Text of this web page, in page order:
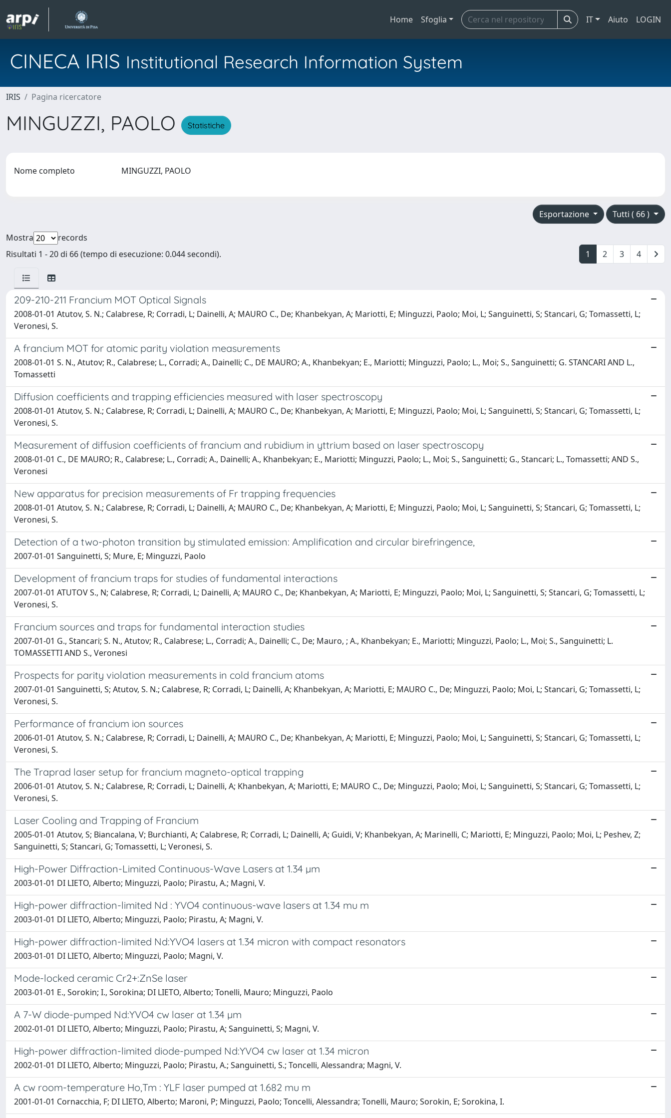
Home Sfoglia IT Aiuto LOGIN
CINECA IRIS Institutional Research Information System
IRIS Pagina ricercatore
MINGUZZI, PAOLO Statistiche
Nome completo MINGUZZI, PAOLO
Tutti ( 66 )
Esportazione
Mostra
records
Risultati 1 - 20 di 66 (tempo di esecuzione: 0.044 secondi).
1 2 3 4
209-210-211 Francium MOT Optical Signals
2008-01-01 Atutov, S. N.; Calabrese, R; Corradi, L; Dainelli, A; MAURO C., De; Khanbekyan, A; Mariotti, E; Minguzzi, Paolo; Moi, L; Sanguinetti, S; Stancari, G; Tomassetti, L;
Veronesi, S.
A francium MOT for atomic parity violation measurements
2008-01-01 S. N., Atutov; R., Calabrese; L., Corradi; A., Dainelli; C., DE MAURO; A., Khanbekyan; E., Mariotti; Minguzzi, Paolo; L., Moi; S., Sanguinetti; G. STANCARI AND L.,
Tomassetti
Diffusion coefficients and trapping efficiencies measured with laser spectroscopy
2008-01-01 Atutov, S. N.; Calabrese, R; Corradi, L; Dainelli, A; MAURO C., De; Khanbekyan, A; Mariotti, E; Minguzzi, Paolo; Moi, L; Sanguinetti, S; Stancari, G; Tomassetti, L;
Veronesi, S.
Measurement of diffusion coefficients of francium and rubidium in yttrium based on laser spectroscopy
2008-01-01 C., DE MAURO; R., Calabrese; L., Corradi; A., Dainelli; A., Khanbekyan; E., Mariotti; Minguzzi, Paolo; L., Moi; S., Sanguinetti; G., Stancari; L., Tomassetti; AND S.,
Veronesi
New apparatus for precision measurements of Fr trapping frequencies
2008-01-01 Atutov, S. N.; Calabrese, R; Corradi, L; Dainelli, A; MAURO C., De; Khanbekyan, A; Mariotti, E; Minguzzi, Paolo; Moi, L; Sanguinetti, S; Stancari, G; Tomassetti, L;
Veronesi, S.
Detection of a two-photon transition by stimulated emission: Amplification and circular birefringence,
2007-01-01 Sanguinetti, S; Mure, E; Minguzzi, Paolo
Development of francium traps for studies of fundamental interactions
2007-01-01 ATUTOV S., N; Calabrese, R; Corradi, L; Dainelli, A; MAURO C., De; Khanbekyan, A; Mariotti, E; Minguzzi, Paolo; Moi, L; Sanguinetti, S; Stancari, G; Tomassetti, L;
Veronesi, S.
Francium sources and traps for fundamental interaction studies
2007-01-01 G., Stancari; S. N., Atutov; R., Calabrese; L., Corradi; A., Dainelli; C., De; Mauro, ; A., Khanbekyan; E., Mariotti; Minguzzi, Paolo; L., Moi; S., Sanguinetti; L.
TOMASSETTI AND S., Veronesi
Prospects for parity violation measurements in cold francium atoms
2007-01-01 Sanguinetti, S; Atutov, S. N.; Calabrese, R; Corradi, L; Dainelli, A; Khanbekyan, A; Mariotti, E; MAURO C., De; Minguzzi, Paolo; Moi, L; Stancari, G; Tomassetti, L;
Veronesi, S.
Performance of francium ion sources
2006-01-01 Atutov, S. N.; Calabrese, R; Corradi, L; Dainelli, A; MAURO C., De; Khanbekyan, A; Mariotti, E; Minguzzi, Paolo; Moi, L; Sanguinetti, S; Stancari, G; Tomassetti, L;
Veronesi, S.
The Traprad laser setup for francium magneto-optical trapping
2006-01-01 Atutov, S. N.; Calabrese, R; Corradi, L; Dainelli, A; Khanbekyan, A; Mariotti, E; MAURO C., De; Minguzzi, Paolo; Moi, L; Sanguinetti, S; Stancari, G; Tomassetti, L;
Veronesi, S.
Laser Cooling and Trapping of Francium
2005-01-01 Atutov, S; Biancalana, V; Burchianti, A; Calabrese, R; Corradi, L; Dainelli, A; Guidi, V; Khanbekyan, A; Marinelli, C; Mariotti, E; Minguzzi, Paolo; Moi, L; Peshev, Z;
Sanguinetti, S; Stancari, G; Tomassetti, L; Veronesi, S.
High-Power Diffraction-Limited Continuous-Wave Lasers at 1.34 µm
2003-01-01 DI LIETO, Alberto; Minguzzi, Paolo; Pirastu, A.; Magni, V.
High-power diffraction-limited Nd : YVO4 continuous-wave lasers at 1.34 mu m
2003-01-01 DI LIETO, Alberto; Minguzzi, Paolo; Pirastu, A; Magni, V.
High-power diffraction-limited Nd:YVO4 lasers at 1.34 micron with compact resonators
2003-01-01 DI LIETO, Alberto; Minguzzi, Paolo; Magni, V.
Mode-locked ceramic Cr2+:ZnSe laser
2003-01-01 E., Sorokin; I., Sorokina; DI LIETO, Alberto; Tonelli, Mauro; Minguzzi, Paolo
A 7-W diode-pumped Nd:YVO4 cw laser at 1.34 µm
2002-01-01 DI LIETO, Alberto; Minguzzi, Paolo; Pirastu, A; Sanguinetti, S; Magni, V.
High-power diffraction-limited diode-pumped Nd:YVO4 cw laser at 1.34 micron
2002-01-01 DI LIETO, Alberto; Minguzzi, Paolo; Pirastu, A.; Sanguinetti, S.; Toncelli, Alessandra; Magni, V.
A cw room-temperature Ho,Tm : YLF laser pumped at 1.682 mu m
2001-01-01 Cornacchia, F; DI LIETO, Alberto; Maroni, P; Minguzzi, Paolo; Toncelli, Alessandra; Tonelli, Mauro; Sorokin, E; Sorokina, I.